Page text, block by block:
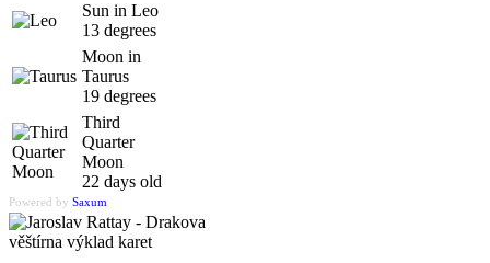
Sun in Leo
13 degrees
Moon in
Taurus
19 degrees
Third
Quarter
Moon
22 days old
Powered by Saxum